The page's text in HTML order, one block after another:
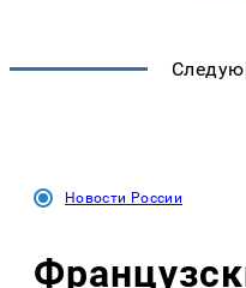
Новости России